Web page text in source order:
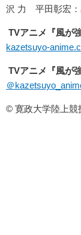
沢 力 平田彰宏
TVアニメ『風が
kazetsuyo-
TVアニメ『風が
＠
© 寛政大学陸上競